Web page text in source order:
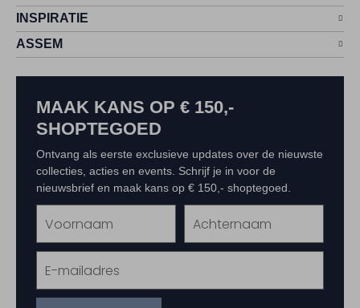
INSPIRATIE
ASSEM
MAAK KANS OP € 150,-
SHOPTEGOED
Ontvang als eerste exclusieve updates over de nieuwste
collecties, acties en events. Schrijf je in voor de
nieuwsbrief en maak kans op € 150,- shoptegoed.